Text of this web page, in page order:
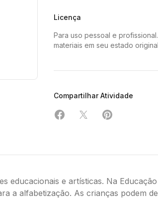
Licença
Para uso pessoal e
materiais em seu estado
Compartilhar Atividade
Compartilhar em Facebook
Compartilhar em X
Compartilhar
educacionais e artísticas. Na
a alfabetização. As crianças podem